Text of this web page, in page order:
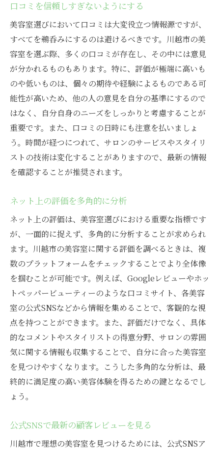
口コミを信頼しすぎないようにする
美容室選びにおいて口コミは大変役立つ情報源ですが、
すべてを鵜呑みにするのは避けるべきです。川越市の美
容室を選ぶ際、多くの口コミが存在し、その中には意見
が分かれるものもあります。特に、評価が極端に高いも
のや低いものは、個々の期待や経験によるものである可
能性が高いため、他の人の意見を自分の基準にするので
はなく、自分自身のニーズをしっかりと考慮することが
重要です。また、口コミの日時にも注意を払いましょ
う。時間が経つにつれて、サロンのサービスやスタイリ
ストの技術は変化することがありますので、最新の情報
を確認することが推奨されます。
ネット上の評価を多角的に分析
ネット上の評価は、美容室選びにおける重要な指標です
が、一面的に捉えず、多角的に分析することが求められ
ます。川越市の美容室に関する評価を調べるときは、複
数のプラットフォームをチェックすることでより全体像
を掴むことが可能です。例えば、Googleレビューやホッ
トペッパービューティーのような口コミサイト、各美容
室の公式SNSなどから情報を集めることで、客観的な視
点を持つことができます。また、評価だけでなく、具体
的なコメントやスタイリストの得意分野、サロンの雰囲
気に関する情報も収集することで、自分に合った美容室
を見つけやすくなります。こうした多角的な分析は、最
終的に満足度の高い美容体験を得るための鍵となるでし
ょう。
公式SNSで最新の顧客レビューを見る
川越市で理想の美容室を見つけるためには、公式SNSア